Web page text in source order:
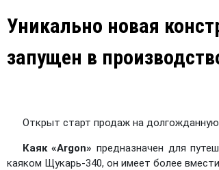
Уникально новая
запущен в
Открыт старт продаж на долгожданную
Каяк «Argon» предназначен для
каяком Щукарь-340, он имеет более